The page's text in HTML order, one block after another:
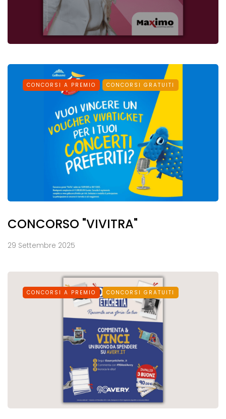
CONCORSI A PREMIO CONCORSI GRATUITI
CONCORSO "VIVITRA"
29 Settembre 2025
CONCORSI A PREMIO CONCORSI GRATUITI